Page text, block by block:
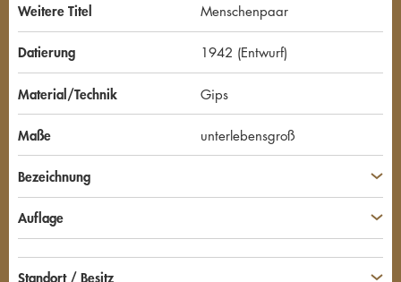
Weitere Titel Menschenpaar
Datierung 1942 (Entwurf)
Material/Technik Gips
Maße unterlebensgroß
Bezeichnung
Auflage
Standort / Besitz